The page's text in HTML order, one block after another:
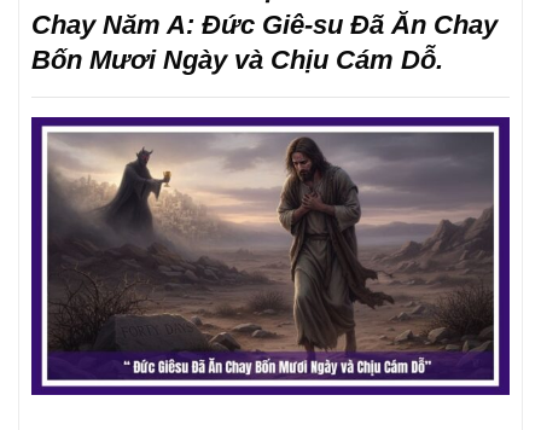
Chay Năm A: Đức Giê-su Đã Ăn Chay
Bốn Mươi Ngày và Chịu Cám Dỗ.